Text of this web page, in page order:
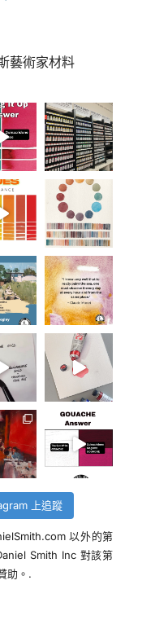
藝術家材料
上追蹤
以外的第
Smith Inc 對該第
助。.